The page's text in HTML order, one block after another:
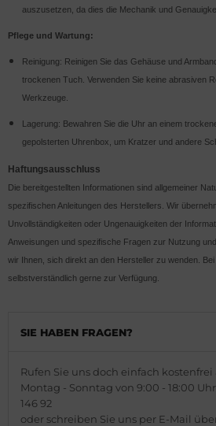
SIE HABEN FRAGEN?
Rufen Sie uns doch einfach kostenfrei
Montag - Sonntag von 9:00 - 18:00
146 92
oder schreiben Sie uns per E-Mail
auszusetzen, da dies die Mechanik und
Pflege und Wartung:
Reinigung: Reinigen Sie das Gehäuse und
trockenen Tuch. Verwenden Sie keine abrasiven
Werkzeuge.
Lagerung: Bewahren Sie die Uhr an einem
gepolsterten Uhrenbox, um Kratzer und andere
Haftungsausschluss
Die bereitgestellten Informationen sind allgemeiner
spezifischen Anleitungen des Herstellers. Wir
Unvollständigkeiten oder Ungenauigkeiten der
Anweisungen und spezifische Fragen zur Nutzung
wir Ihnen, sich direkt an den Hersteller zu wenden.
selbstverständlich gerne zur Verfügung.